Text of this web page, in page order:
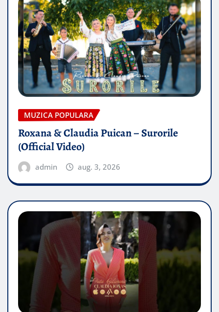
MUZICA POPULARA
Roxana & Claudia Puican – Surorile
(Official Video)
admin aug. 3, 2026